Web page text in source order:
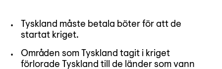
Tyskland måste betala böter för att de
startat kriget.
Områden som Tyskland tagit i kriget
förlorade Tyskland till de länder som vann